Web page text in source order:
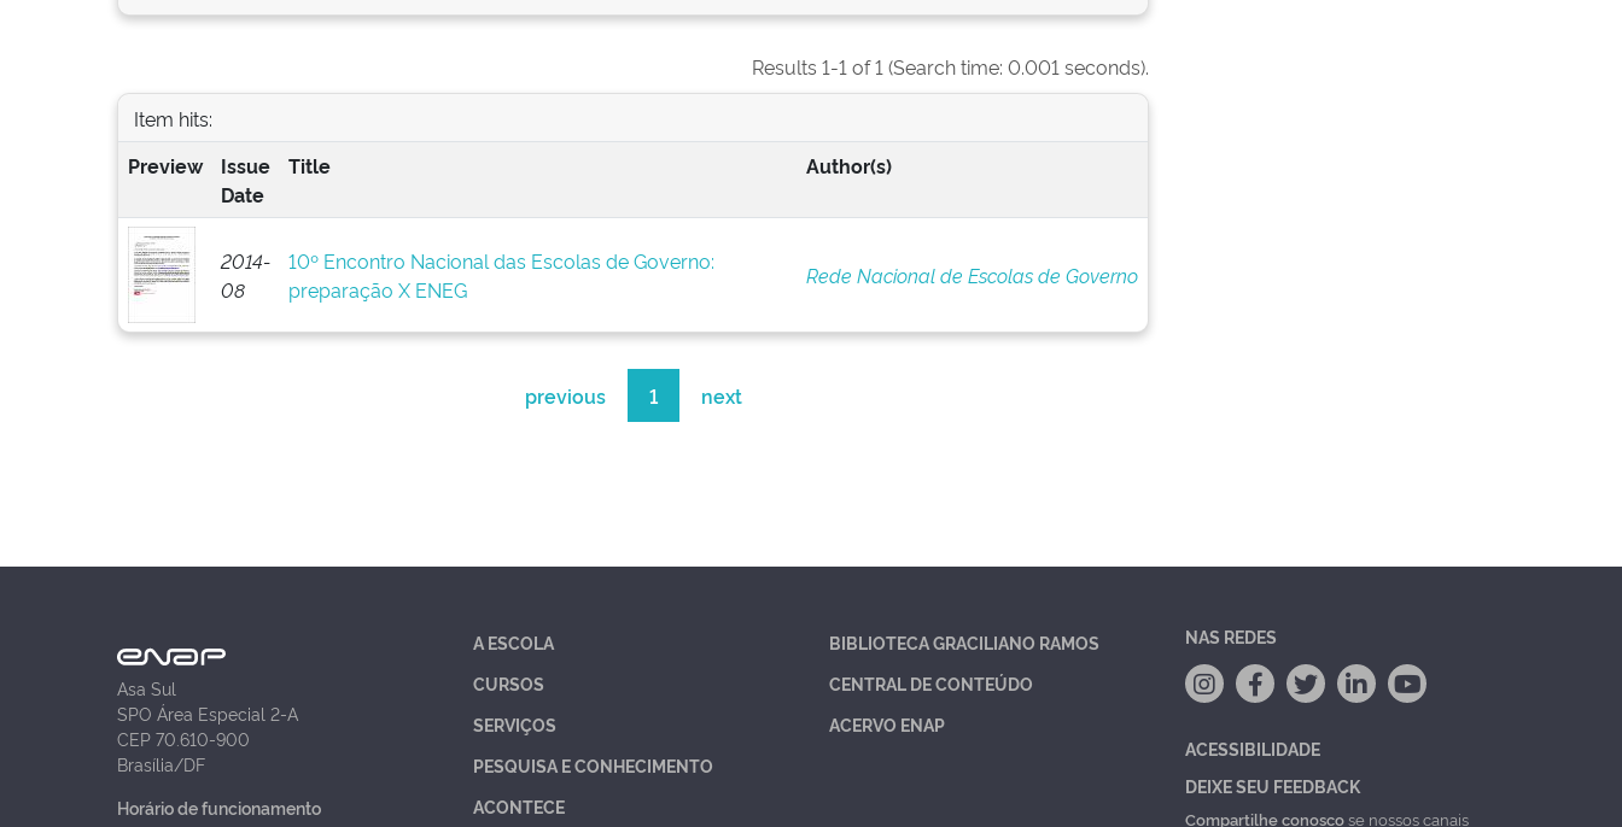
Results 1-1 of 1 (Search time: 0.001 seconds).
Item hits:
Preview
Issue
Date
Title Author(s)
2014-
08
10º Encontro Nacional das Escolas de Governo:
preparação X ENEG
Rede Nacional de Escolas de Governo
previous 1 next
Asa Sul
SPO Área Especial 2-A
CEP 70.610-900
Brasília/DF
Horário de funcionamento
A ESCOLA
CURSOS
SERVIÇOS
PESQUISA E CONHECIMENTO
ACONTECE
BIBLIOTECA GRACILIANO RAMOS
CENTRAL DE CONTEÚDO
ACERVO ENAP
NAS REDES
ACESSIBILIDADE
DEIXE SEU FEEDBACK
Compartilhe conoscose nossos canais